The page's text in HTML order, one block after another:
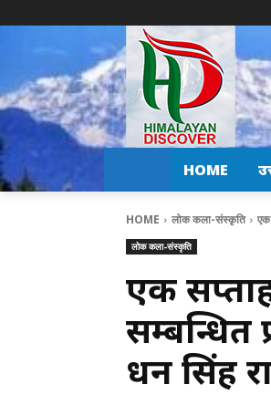
HOME
HOME लोक कला-संस्कृति एक
लोक कला-संस्कृति
एक
सम्बन्धित
धन सिंह